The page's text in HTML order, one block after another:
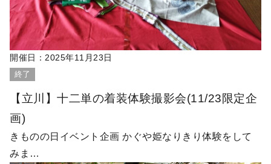
開催日： 2025年11月23日
終了
【立川】十二単の着装体験撮影会(11/23限定企
画)
きものの日イベント企画 かぐや姫なりきり体験をして
みま…